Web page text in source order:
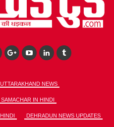
UTTARAKHAND NEWS
IN HINDI
DEHRADUN NEWS UPDATES